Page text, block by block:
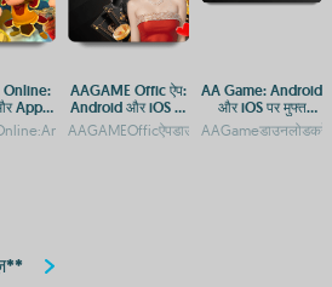
Online:
Apple
करें
AAGAME Offic ऐप:
Android और iOS पर
डाउनलोड करें
AA Game: Android
और iOS पर मुफ्त
डाउनलोड और एक्सेस
गाइड